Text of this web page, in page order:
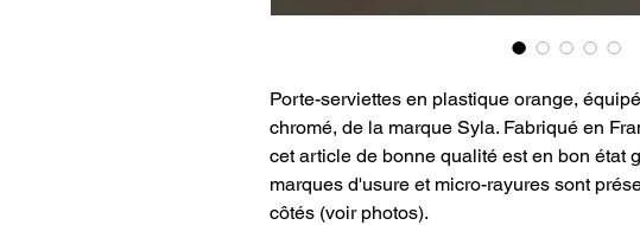
Porte-serviettes en plastique orange,
chromé, de la marque Syla. Fabriqué en
cet article de bonne qualité est en bon état
marques d'usure et micro-rayures sont
côtés (voir photos).